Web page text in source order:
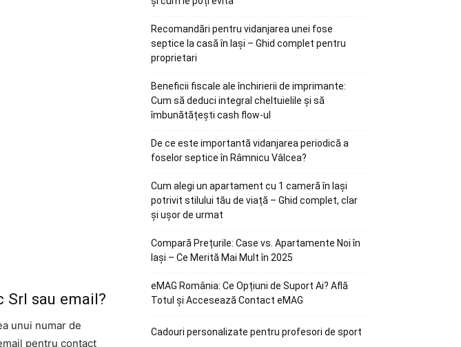
Srl sau email?
unui numar de
pentru contact
Recomandări pentru vidanjarea unei fose
septice la casă în Iași – Ghid complet pentru
proprietari
Beneficii fiscale ale închirierii de imprimante:
Cum să deduci integral cheltuielile și să
îmbunătățești cash flow-ul
De ce este importantă vidanjarea periodică a
foselor septice în Râmnicu Vâlcea?
Cum alegi un apartament cu 1 cameră în Iași
potrivit stilului tău de viață – Ghid complet, clar
și ușor de urmat
Compară Prețurile: Case vs. Apartamente Noi în
Iași – Ce Merită Mai Mult în 2025
eMAG România: Ce Opțiuni de Suport Ai? Află
Totul și Accesează Contact eMAG
Cadouri personalizate pentru profesori de sport